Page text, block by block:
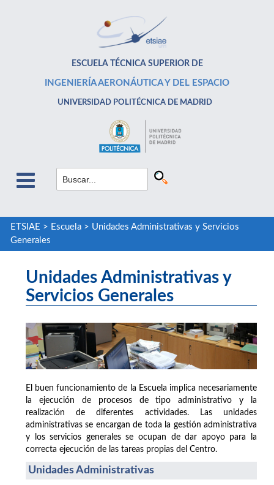
ESCUELA TÉCNICA SUPERIOR DE
INGENIERÍA AERONÁUTICA Y DEL ESPACIO
UNIVERSIDAD POLITÉCNICA DE MADRID
ETSIAE > Escuela> Unidades Administrativas y Servicios
Generales
Unidades Administrativas y
Servicios Generales
El buen funcionamiento de la Escuela implica necesariamente
la ejecución de procesos de tipo administrativo y la
realización de diferentes actividades. Las unidades
administrativas se encargan de toda la gestión administrativa
y los servicios generales se ocupan de dar apoyo para la
correcta ejecución de las tareas propias del Centro.
Unidades Administrativas